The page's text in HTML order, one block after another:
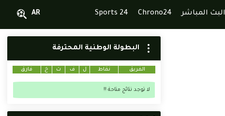
البث المباشر Chrono24
Sports 24
AR
البطولة الوطنية المحترفة
الفريق نقاط ل ف ت خ فارق
لا توجد نتائج متاحة !!